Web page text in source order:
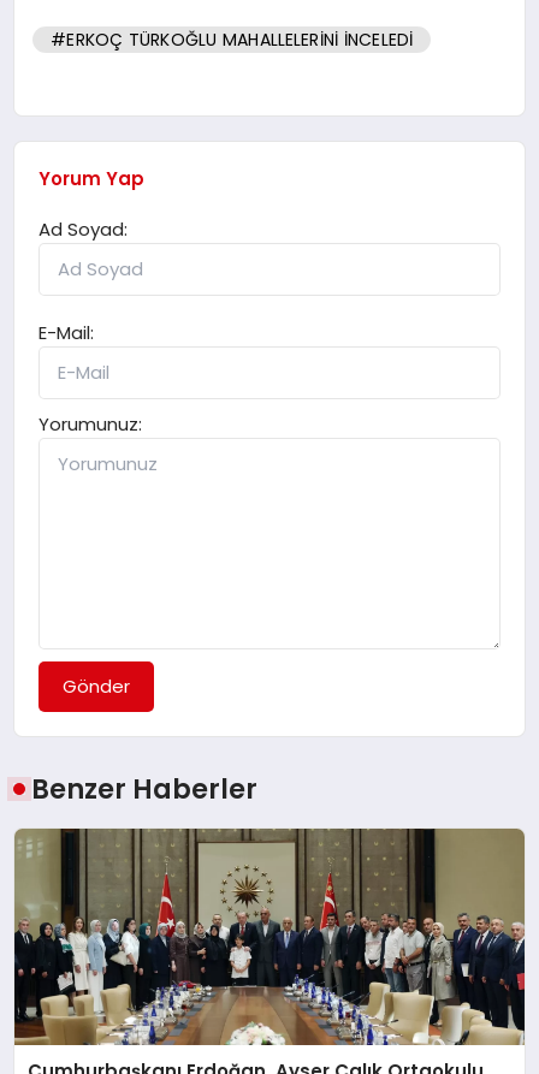
#ERKOÇ TÜRKOĞLU MAHALLELERİNİ İNCELEDİ
Yorum Yap
Ad Soyad:
E-Mail:
Yorumunuz:
Gönder
Benzer Haberler